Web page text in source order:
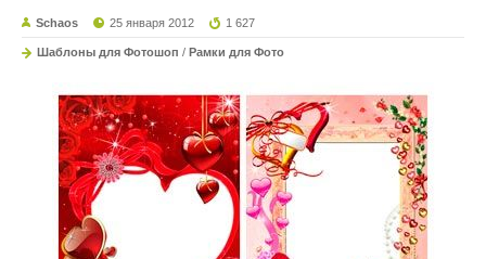
Schaos 25 января 2012 1 627
Шаблоны для Фотошоп / Рамки для Фото